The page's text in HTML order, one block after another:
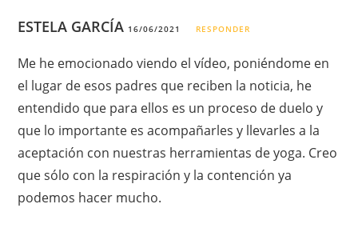
ESTELA GARCÍA 16/06/2021 RESPONDER
Me he emocionado viendo el vídeo, poniéndome en
el lugar de esos padres que reciben la noticia, he
entendido que para ellos es un proceso de duelo y
que lo importante es acompañarles y llevarles a la
aceptación con nuestras herramientas de yoga. Creo
que sólo con la respiración y la contención ya
podemos hacer mucho.